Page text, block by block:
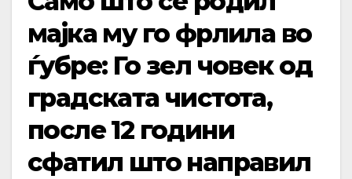
мајка му го фрлила во
ѓубре: Го зел човек од
градската чистота,
после 12 години
сфатил што направил